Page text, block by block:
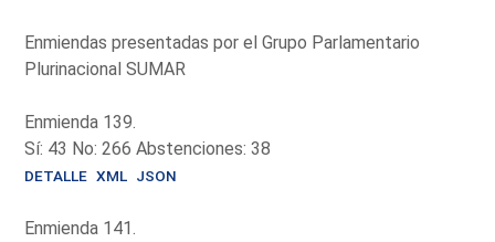
Enmiendas presentadas por el Grupo Parlamentario
Plurinacional SUMAR
Enmienda 139.
Sí: 43 No: 266 Abstenciones: 38
DETALLE XML JSON
Enmienda 141.